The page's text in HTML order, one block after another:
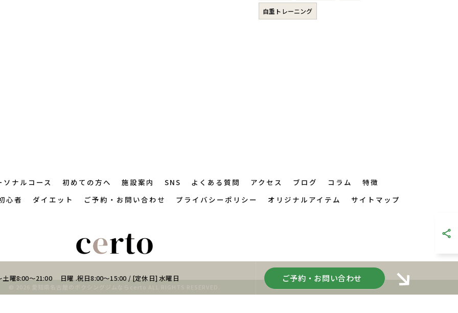
自重トレーニング
土曜8:00～21:00 日曜 .祝日8:00～15:00 / [定休日] 水曜日 ご予約・お問い合わせ
ソナルコース 初めての方へ 施設案内 SNS よくある質問 アクセス ブログ コラム
特徴
心者
ダイエット ご予約・お問い合わせ プライバシーポリシー オリジナルアイテム サイトマップ